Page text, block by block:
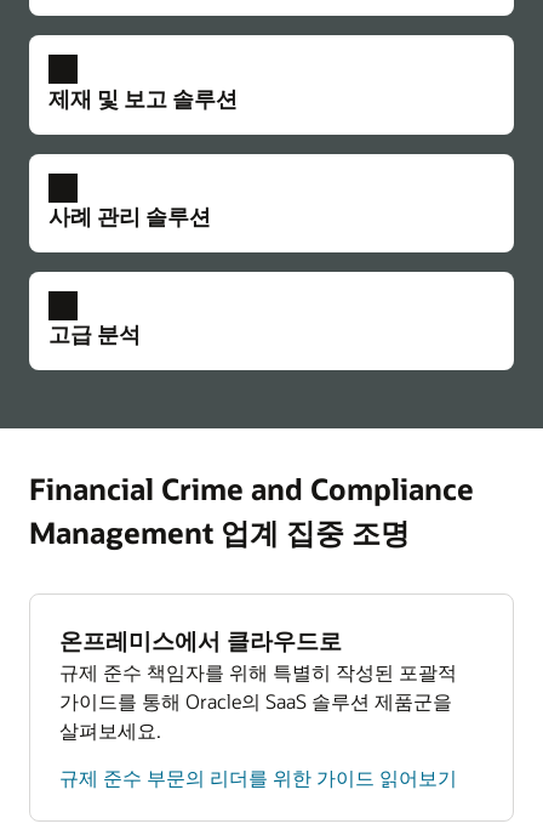
식별하세요. Oracle의 자금 세탁 방지 솔루션에는
금융 서비스 업계의 검증을 거친 고급 분석 및
시나리오 기능들이 내장되어 있습니다.
AML 데이터시트 읽어보기(PDF)
규제 준수 에이전트
실제 세계의 위협들을 시뮬레이션하고, 시나리오
간소화할 수 있습니다. Oracle의 솔루션은 기업의
금융 범죄 통제 기능에 대한 회피 시도를 통해
진행하는 시뮬레이션 환경에 AI 에이전트를
Compliance Agent 데이터시트 읽어보기(PDF)
고객 확인 제도(CDD/EDD)
총체적인 위험 기반 접근 방식은 고객의
라이프사이클 전반에서 효과적이고 지속적인
모니터링, 글로벌 및 지역별 KYC 및 고객 실사
요구 사항 관리를 가능하게 해 줍니다.
KYC 데이터시트 읽어보기(PDF)
제재 및 보고 솔루션
데이터를 최적화해 긍정 오류(false positive)를
최소화하고, 동시에 고객이 자금 세탁 방지,
대테러 자금 조달, 뇌물 방지, 수출 통제 규제
지원합니다.
규제 준수 규정 보고
활동 보고서 및 거래 보고서를 생성 및 제출할 수
있도록 하여, 자금 세탁 방지 규제를 준수하고
금융 범죄에 대한 대응에 기여할 수 있게 해
읽어보기(PDF)
트랜잭션 필터링
제재 대상 개인, 기업, 국가에 대한 완전하고
업데이트된 정보를 확보할 수 있습니다. 하나의
종합 솔루션을 통해 스크리닝, 분석, 해결 과정을
사례 관리 솔루션
Management Investigation Hub Cloud Service로
사례 관리를 간소화할 수 있습니다. Oracle의
품질을 향상시키고, 정확성을 개선하고, 규제 준수
연관성을 발견하고, 정보에 기반한 의사결정을 더
빠르게 수행할 수 있는 역량을 강화해 보세요.
Investigation Hub 데이터시트 읽어보기(PDF)
고급 분석
Oracle의 모델링 제품군은 인공 지능, 머신러닝,
혁신을 통해 고객의 금융 범죄 방지 프로그램을
Financial Crime and Compliance
Management 업계 집중 조명
온프레미스에서 클라우드로
규제 준수 책임자를 위해 특별히 작성된 포괄적
가이드를 통해 Oracle의 SaaS 솔루션 제품군을
살펴보세요.
규제 준수 부문의 리더를 위한 가이드 읽어보기